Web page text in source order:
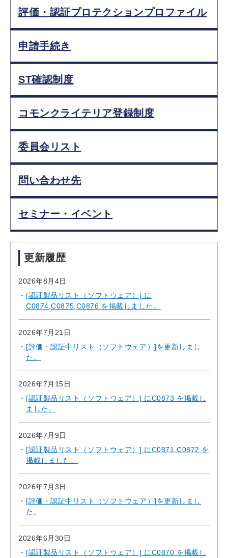
評価・認証プロテクションプロファイル
申請手続き
ST確認制度
コモンクライテリア登録制度
委員会リスト
問い合わせ先
セミナー・イベント
更新履歴
2026年8月4日
[認証製品リスト（ソフトウェア）] に
C0874,C0875,C0876 を掲載しました。
2026年7月21日
[評価・認証中リスト（ソフトウェア）]を更新しまし
た。
2026年7月15日
[認証製品リスト（ソフトウェア）] にC0873 を掲載し
ました。
2026年7月9日
[認証製品リスト（ソフトウェア）] にC0871,C0872 を
掲載しました。
2026年7月3日
[評価・認証中リスト（ソフトウェア）]を更新しまし
た。
2026年6月30日
[認証製品リスト（ソフトウェア）] にC0870 を掲載し